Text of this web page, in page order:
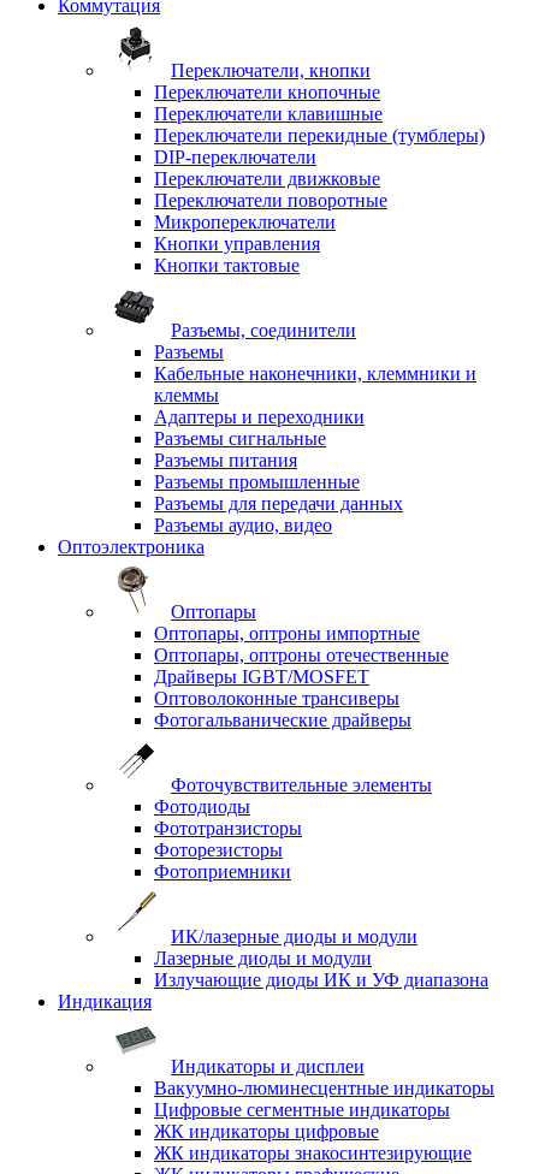
Коммутация
Переключатели, кнопки
Переключатели кнопочные
Переключатели клавишные
Переключатели перекидные (тумблеры)
DIP-переключатели
Переключатели движковые
Переключатели поворотные
Микропереключатели
Кнопки управления
Кнопки тактовые
Разъемы, соединители
Разъемы
Кабельные наконечники, клеммники и
клеммы
Адаптеры и переходники
Разъемы сигнальные
Разъемы питания
Разъемы промышленные
Разъемы для передачи данных
Разъемы аудио, видео
Оптоэлектроника
Оптопары
Оптопары, оптроны импортные
Оптопары, оптроны отечественные
Драйверы IGBT/MOSFET
Оптоволоконные трансиверы
Фотогальванические драйверы
Фоточувствительные элементы
Фотодиоды
Фототранзисторы
Фоторезисторы
Фотоприемники
ИК/лазерные диоды и модули
Лазерные диоды и модули
Излучающие диоды ИК и УФ диапазона
Индикация
Индикаторы и дисплеи
Вакуумно-люминесцентные индикаторы
Цифровые сегментные индикаторы
ЖК индикаторы цифровые
ЖК индикаторы знакосинтезирующие